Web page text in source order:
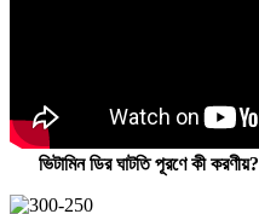
ভিটামিন ডির ঘাটতি পূরণে কী করণীয়?